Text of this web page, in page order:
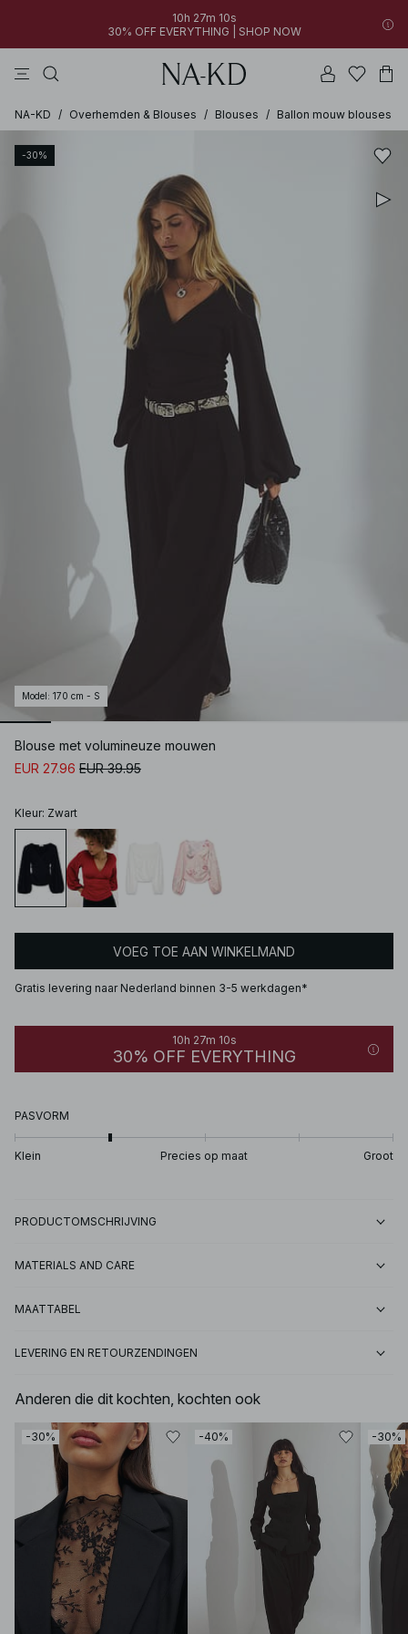
10h 27m 10s
30% OFF EVERYTHING | SHOP NOW
NA-KD / Overhemden & Blouses / Blouses / Ballon mouw blouses
-30%
Model : 170 cm - S
Blouse met volumineuze mouwen
EUR 27.96 EUR 39.95
Kleur: Zwart
VOEG TOE AAN WINKELMAND
Gratis levering naar Nederland binnen 3-5 werkdagen*
10h 27m 10s
30% OFF EVERYTHING
PASVORM
Klein Precies op maat Groot
PRODUCTOMSCHRIJVING
MATERIALS AND CARE
MAATTABEL
LEVERING EN RETOURZENDINGEN
Anderen die dit kochten, kochten ook
-30% -40% -30%